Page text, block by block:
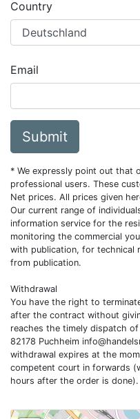
Country
Email
Submit
* We expressly point out that
professional users. These
Net prices. All prices given
Our current range of
information service for the
monitoring the commercial
with publication, for technical
from publication.
Withdrawal
You have the right to
after the contract without
reaches the timely dispatch
82178 Puchheim
withdrawal expires at the
competent court in forwards
hours after the order is done).